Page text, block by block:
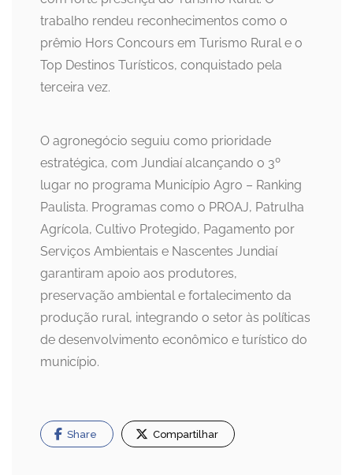
trabalho rendeu reconhecimentos como o
prêmio Hors Concours em Turismo Rural e o
Top Destinos Turísticos, conquistado pela
terceira vez.
O agronegócio seguiu como prioridade
estratégica, com Jundiaí alcançando o 3º
lugar no programa Município Agro – Ranking
Paulista. Programas como o PROAJ, Patrulha
Agrícola, Cultivo Protegido, Pagamento por
Serviços Ambientais e Nascentes Jundiaí
garantiram apoio aos produtores,
preservação ambiental e fortalecimento da
produção rural, integrando o setor às políticas
de desenvolvimento econômico e turístico do
município.
Share Compartilhar